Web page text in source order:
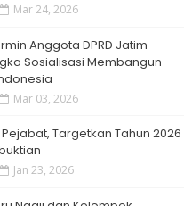
Mar 24, 2026
Anggota DPRD Jatim
Sosialisasi Membangun
Mar 03, 2026
Pejabat, Targetkan Tahun 2026
Jan 23, 2026